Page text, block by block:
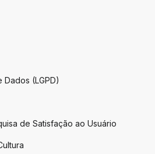
Dados (LGPD)
de Satisfação ao Usuário